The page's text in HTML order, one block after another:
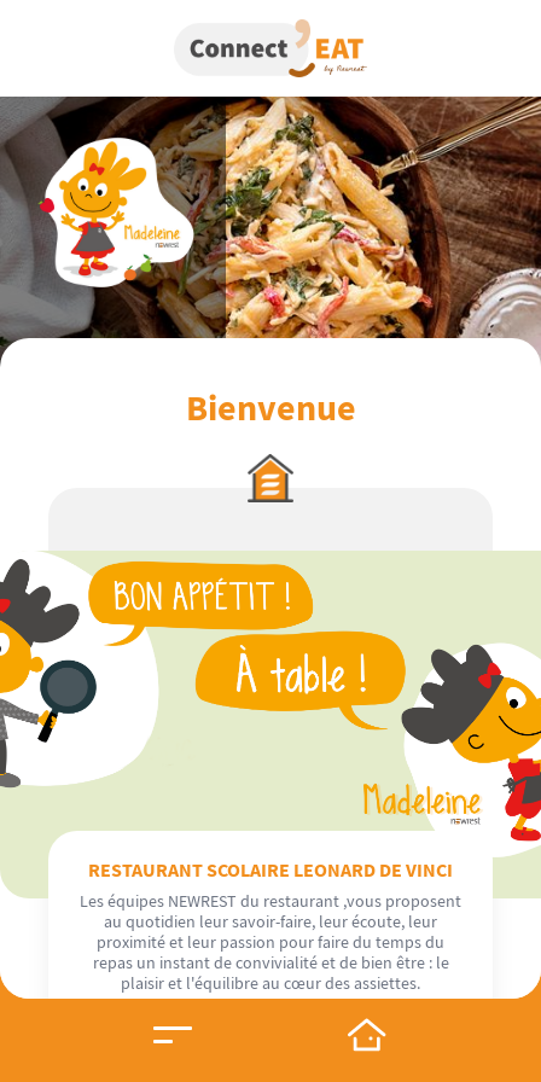
Bienvenue
RESTAURANT SCOLAIRE LEONARD DE VINCI
Les équipes NEWREST du restaurant ,vous proposent
au quotidien leur savoir-faire, leur écoute, leur
proximité et leur passion pour faire du temps du
repas un instant de convivialité et de bien être : le
plaisir et l'équilibre au cœur des assiettes.